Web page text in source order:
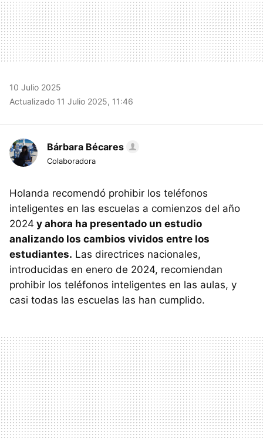
10 Julio 2025
Actualizado 11 Julio 2025, 11:46
Bárbara Bécares
Colaboradora
Holanda recomendó prohibir los teléfonos
inteligentes en las escuelas a comienzos del año
2024 y ahora ha presentado un estudio
analizando los cambios vividos entre los
estudiantes. Las directrices nacionales,
introducidas en enero de 2024, recomiendan
prohibir los teléfonos inteligentes en las aulas, y
casi todas las escuelas las han cumplido.